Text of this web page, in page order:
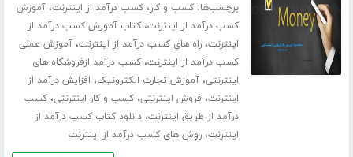
برچسب‌ها:کسب و کار،کسب درآمد از اینترنت،آموزش
کسب درآمد از اینترنت،کتاب آموزش کسب درآمد از
اینترنت،راه های کسب درآمد از اینترنت،آموزش عملی
کسب درآمد از اینترنت،کسب درآمد ازفروشگاه های
اینترنتی،آموزش تجارت الکترونیک، افزایش درآمد از
اینترنت، فروش اینترنتی،کسب و کار اینترنتی،کسب
درآمد از طریق اینترنت،دانلود کتاب کسب درآمد از
اینترنت،روش های کسب درآمد از اینترنت